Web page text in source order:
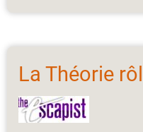
La Théorie